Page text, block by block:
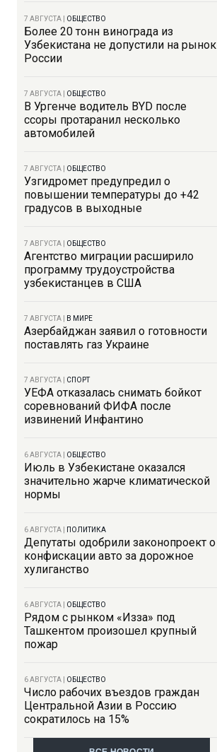
7 АВГУСТА ОБЩЕСТВО
Более 20 тонн винограда из
Узбекистана не допустили на рынок
России
7 АВГУСТА ОБЩЕСТВО
В Ургенче водитель BYD после
ссоры протаранил несколько
автомобилей
7 АВГУСТА ОБЩЕСТВО
Узгидромет предупредил о
повышении температуры до +42
градусов в выходные
7 АВГУСТА ОБЩЕСТВО
Агентство миграции расширило
программу трудоустройства
узбекистанцев в США
7 АВГУСТА В МИРЕ
Азербайджан заявил о готовности
поставлять газ Украине
7 АВГУСТА СПОРТ
УЕФА отказалась снимать бойкот
соревнований ФИФА после
извинений Инфантино
6 АВГУСТА ОБЩЕСТВО
Июль в Узбекистане оказался
значительно жарче климатической
нормы
6 АВГУСТА ПОЛИТИКА
Депутаты одобрили законопроект о
конфискации авто за дорожное
хулиганство
6 АВГУСТА ОБЩЕСТВО
Рядом с рынком «Изза» под
Ташкентом произошел крупный
пожар
6 АВГУСТА ОБЩЕСТВО
Число рабочих въездов граждан
Центральной Азии в Россию
сократилось на 15%